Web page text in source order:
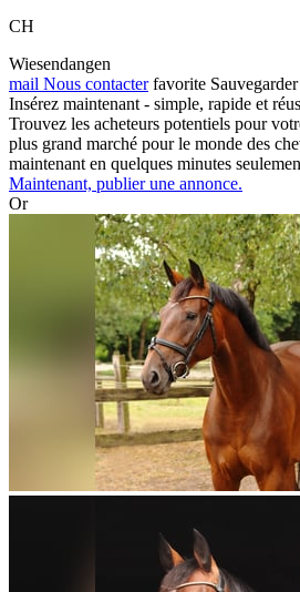
CH
Wiesendangen
mail Nous contacter favorite Sauvegarder
Insérez maintenant - simple, rapide et
Trouvez les acheteurs potentiels pour
plus grand marché pour le monde des
maintenant en quelques minutes
Maintenant, publier une annonce.
Or